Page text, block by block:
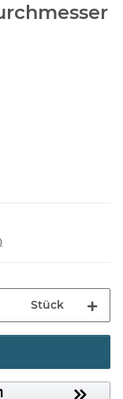
Stück